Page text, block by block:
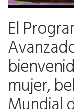
El
mujer,
Mundial